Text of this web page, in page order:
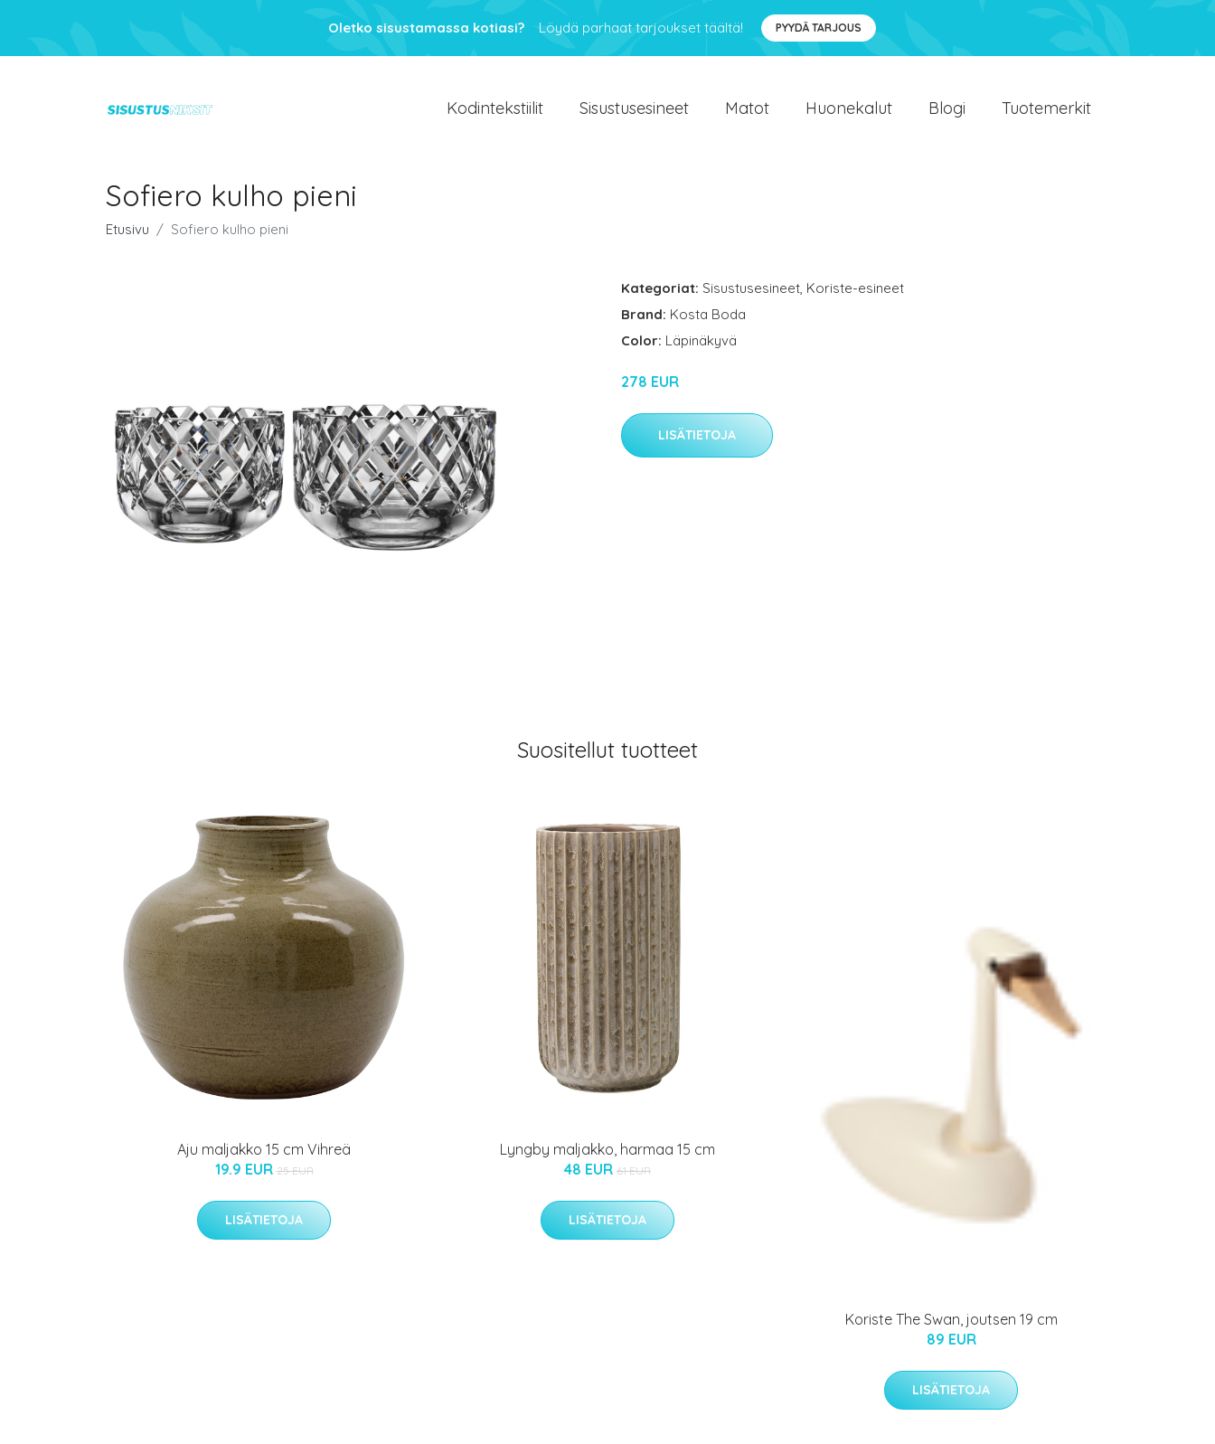
Oletko sisustamassa kotiasi? Löydä parhaat tarjoukset täältä! PYYDÄ TARJOUS
Kodintekstiilit Sisustusesineet Matot Huonekalut Blogi Tuotemerkit
Sofiero kulho pieni
Etusivu Sofiero kulho pieni
Kategoriat: Sisustusesineet, Koriste-esineet
Brand: Kosta Boda
Color: Läpinäkyvä
278 EUR
LISÄTIETOJA
Suositellut tuotteet
Aju maljakko 15 cm Vihreä
19.9 EUR 25 EUR
LISÄTIETOJA
Lyngby maljakko, harmaa 15 cm
48 EUR 61 EUR
LISÄTIETOJA
Koriste The Swan, joutsen 19 cm
89 EUR
LISÄTIETOJA